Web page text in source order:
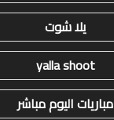
يلا شوت
yalla shoot
مباريات اليوم مباشر